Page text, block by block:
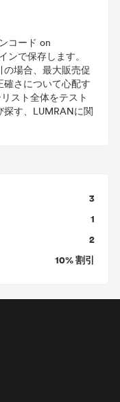
コード on
ンで保存します。
場合、最大販売促
さについて心配す
スト全体をテスト
探す、LUMRANに関
3
1
2
10% 割引